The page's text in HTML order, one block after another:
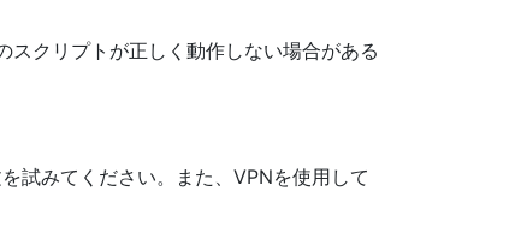
クリプトが正しく動作しない場合がある
試みてください。また、VPNを使用して